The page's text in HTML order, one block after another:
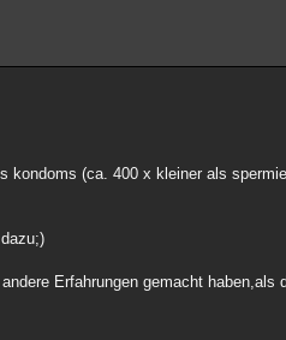
(ca. 400 x kleiner als
Erfahrungen gemacht haben,als